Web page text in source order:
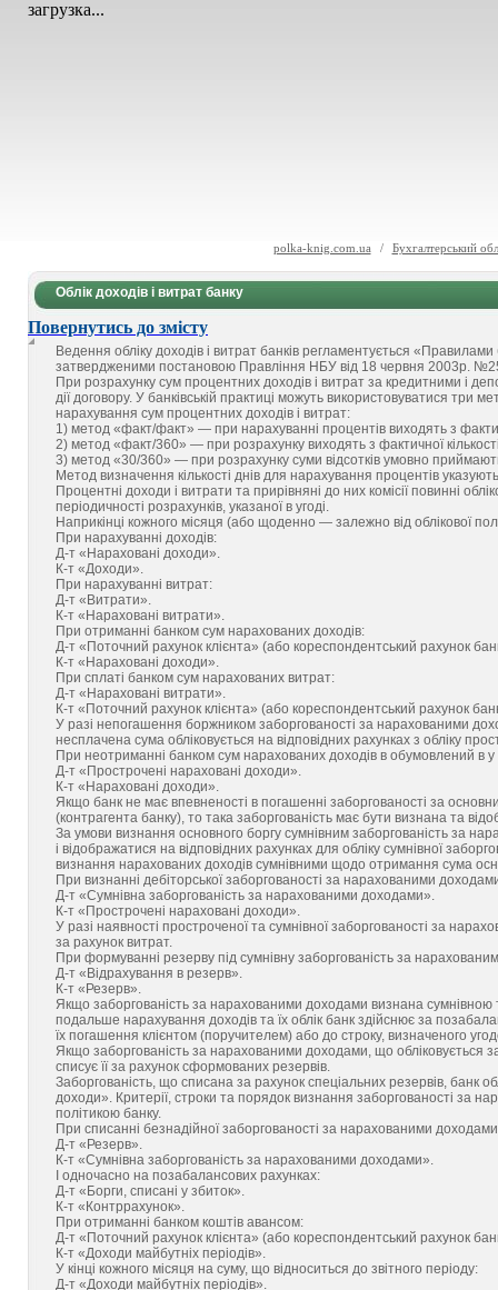
загрузка...
polka-knig.com.ua / Бухгалтерський
Облік доходів і витрат банку
Повернутись до змісту
Ведення обліку доходів і витрат банків регламентується «Правилами
затвердженими постановою Правління НБУ від 18 червня 2003р.
При розрахунку сум процентних доходів і витрат за кредитними і
дії договору. У банківській практиці можуть використовуватися три
нарахування сум процентних доходів і витрат:
1) метод «факт/факт» — при нарахуванні процентів виходять з
2) метод «факт/360» — при розрахунку виходять з фактичної кількості
3) метод «30/360» — при розрахунку суми відсотків умовно
Метод визначення кількості днів для нарахування процентів указують
Процентні доходи і витрати та прирівняні до них комісії повинні
періодичності розрахунків, указаної в угоді.
Наприкінці кожного місяця (або щоденно — залежно від облікової
При нарахуванні доходів:
Д-т «Нараховані доходи».
К-т «Доходи».
При нарахуванні витрат:
Д-т «Витрати».
К-т «Нараховані витрати».
При отриманні банком сум нарахованих доходів:
Д-т «Поточний рахунок клієнта» (або кореспондентський рахунок
К-т «Нараховані доходи».
При сплаті банком сум нарахованих витрат:
Д-т «Нараховані витрати».
К-т «Поточний рахунок клієнта» (або кореспондентський рахунок
У разі непогашення боржником заборгованості за нарахованими
несплачена сума обліковується на відповідних рахунках з обліку
При неотриманні банком сум нарахованих доходів в обумовлений в у
Д-т «Прострочені нараховані доходи».
К-т «Нараховані доходи».
Якщо банк не має впевненості в погашенні заборгованості за
(контрагента банку), то така заборгованість має бути визнана та
За умови визнання основного боргу сумнівним заборгованість за
і відображатися на відповідних рахунках для обліку сумнівної
визнання нарахованих доходів сумнівними щодо отримання сума
При визнанні дебіторської заборгованості за нарахованими
Д-т «Сумнівна заборгованість за нарахованими доходами».
К-т «Прострочені нараховані доходи».
У разі наявності простроченої та сумнівної заборгованості за
за рахунок витрат.
При формуванні резерву під сумнівну заборгованість за
Д-т «Відрахування в резерв».
К-т «Резерв».
Якщо заборгованість за нарахованими доходами визнана сумнівною
подальше нарахування доходів та їх облік банк здійснює за
їх погашення клієнтом (поручителем) або до строку, визначеного
Якщо заборгованість за нарахованими доходами, що обліковується
списує її за рахунок сформованих резервів.
Заборгованість, що списана за рахунок спеціальних резервів, банк
доходи». Критерії, строки та порядок визнання заборгованості за
політикою банку.
При списанні безнадійної заборгованості за нарахованими
Д-т «Резерв».
К-т «Сумнівна заборгованість за нарахованими доходами».
І одночасно на позабалансових рахунках:
Д-т «Борги, списані у збиток».
К-т «Контррахунок».
При отриманні банком коштів авансом:
Д-т «Поточний рахунок клієнта» (або кореспондентський рахунок
К-т «Доходи майбутніх періодів».
У кінці кожного місяця на суму, що відноситься до звітного періоду:
Д-т «Доходи майбутніх періодів».